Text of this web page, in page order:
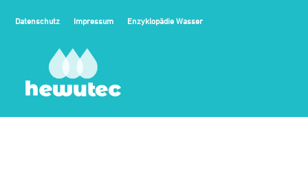
Datenschutz Impressum Enzyklopädie Wasser